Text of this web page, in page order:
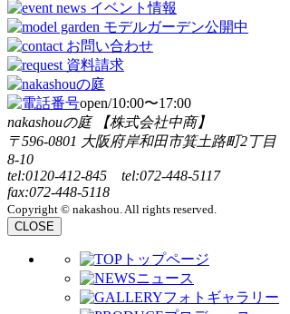
open/10:00〜17:00
nakashouの庭 【株式会社中商】
〒596-0801 大阪府岸和田市箕土路町2丁目
8-10
tel:0120-412-845 tel:072-448-5117
fax:072-448-5118
Copyright © nakashou. All rights reserved.
CLOSE
トップページ
ニュース
フォトギャラリー